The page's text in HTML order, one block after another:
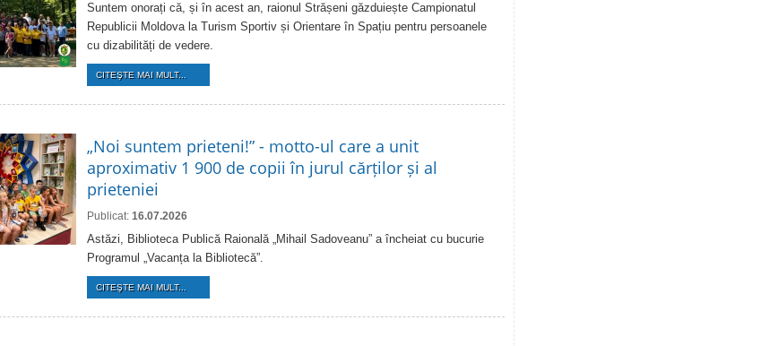
Suntem onorați că, și în acest an, raionul Strășeni găzduiește Campionatul
Republicii Moldova la Turism Sportiv și Orientare în Spațiu pentru persoanele
cu dizabilități de vedere.
CITEŞTE MAI MULT...
„Noi suntem prieteni!” - motto-ul care a unit
aproximativ 1 900 de copii în jurul cărților și al
prieteniei
Publicat: 16.07.2026
Astăzi, Biblioteca Publică Raională „Mihail Sadoveanu” a încheiat cu bucurie
Programul „Vacanța la Bibliotecă”.
CITEŞTE MAI MULT...